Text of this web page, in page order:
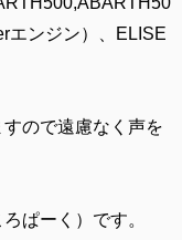
エンジン）、ELISE
ので遠慮なく声を
ぱーく）です。